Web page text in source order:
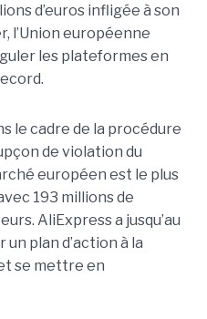
d’euros infligée à son
l’Union européenne
les plateformes en
le cadre de la procédure
de violation du
européen est le plus
193 millions de
AliExpress a jusqu’au
plan d’action à la
se mettre en